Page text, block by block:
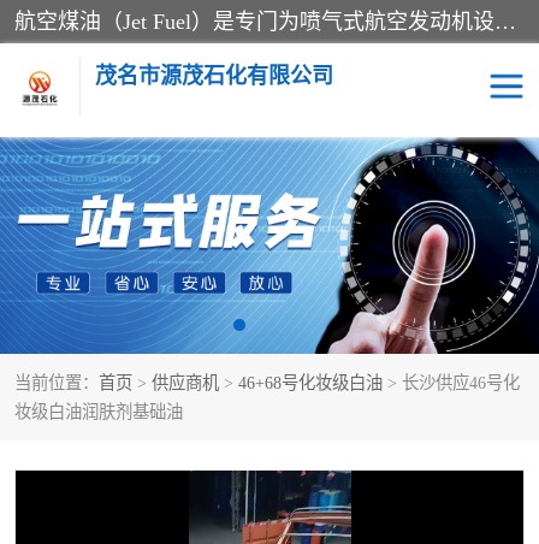
航空煤油（Jet Fuel）是专门为喷气式航空发动机设计的高纯度燃料，主要分为Jet A、Jet A-1和Jet B等类型。其特点是闪点高、低温流动性好，并添加了抗静电剂和抗氧化剂以确保飞行安全。航空煤油需
茂名市源茂石化有限公司
当前位置： 首页 > 供应商机 > 46+68号化妆级白油 > 长沙供应46号化
妆级白油润肤剂基础油
RP3航空煤油 D20+D30溶剂油
D40+D60溶剂油 D80+D100溶剂油
6号+120号溶剂油 260号溶剂油
异构烷烃 天然乳胶
46+68号化妆级白油